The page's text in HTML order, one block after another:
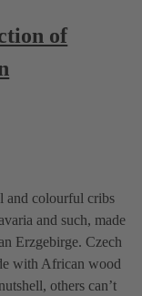
of
and colourful cribs
and such, made
Erzgebirge. Czech
with African wood
others can’t